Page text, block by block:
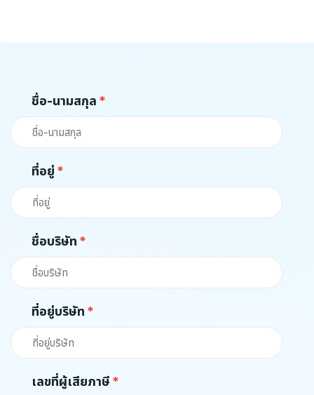
ชื่อ-นามสกุล
ที่อยู่
ชื่อบริษัท
ที่อยู่บริษัท
เลขที่ผู้เสียภาษี